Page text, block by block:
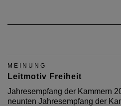
MEINUNG
Leitmotiv Freiheit
Jahresempfang der Kammern
neunten Jahresempfang der